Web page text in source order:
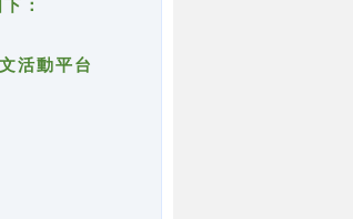
：
活動平台